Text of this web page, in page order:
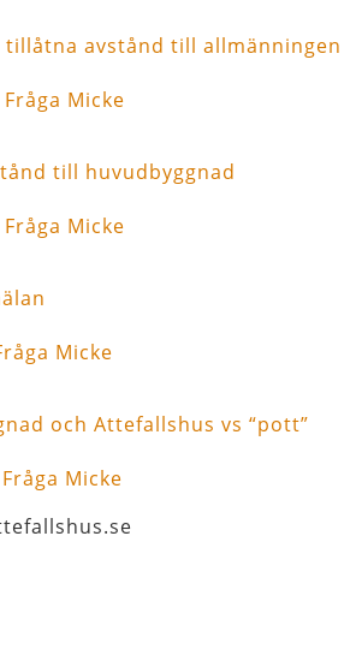
avstånd till allmänningen
Fråga Micke
till huvudbyggnad
Fråga Micke
Micke
och Attefallshus vs “pott”
Fråga Micke